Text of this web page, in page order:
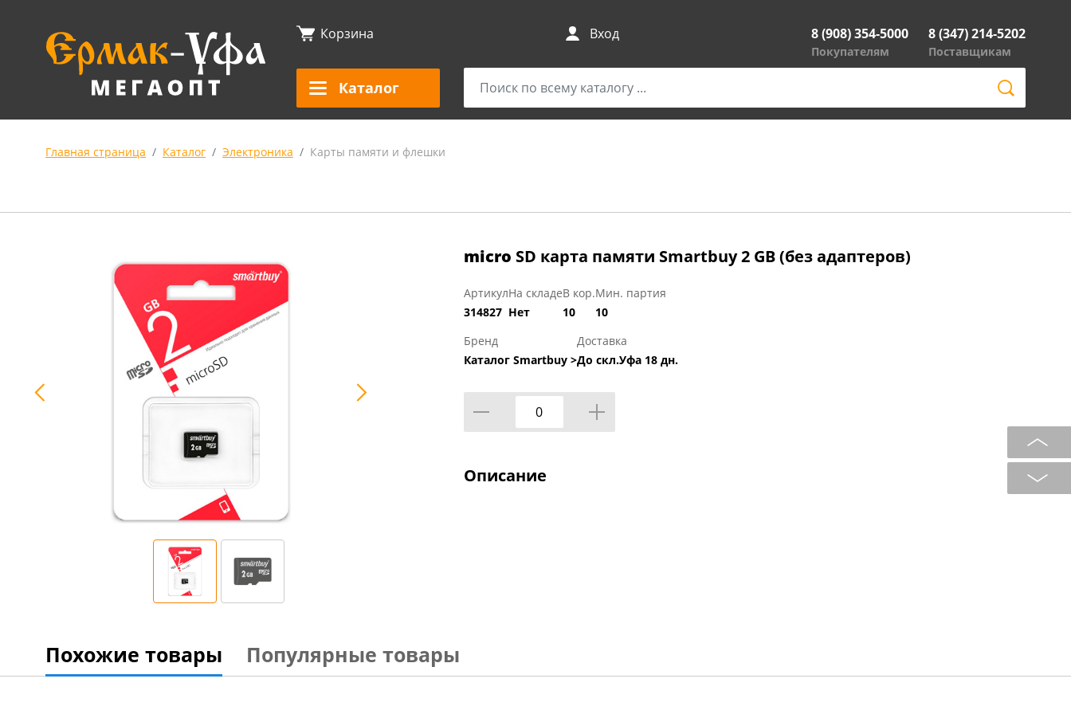
Корзина Вход 8 (908) 354-5000
Покупателям
8 (347) 214-5202
Поставщикам
Каталог
Главная страница Каталог Электроника Карты памяти и флешки
micro SD карта памяти Smartbuy 2 GB (без адаптеров)
Артикул
314827
На складе
Нет
В кор.
10
Мин. партия
10
Бренд
Каталог Smartbuy >
Доставка
До скл.Уфа 18 дн.
Описание
Похожие товары Популярные товары